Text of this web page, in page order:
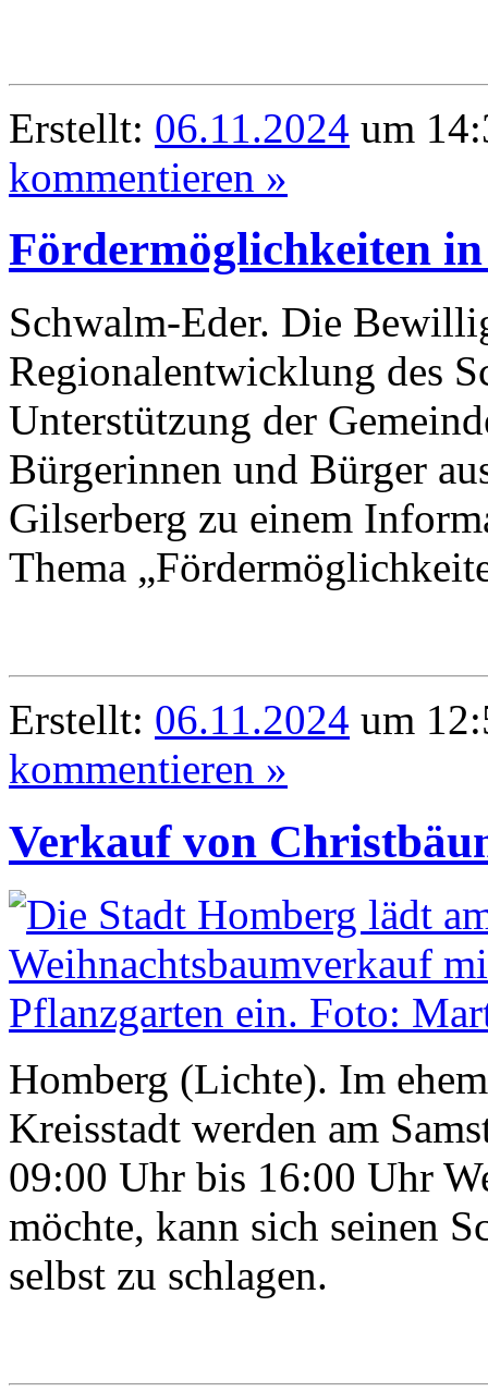
Erstellt: 06.11.2024 um
kommentieren »
Fördermöglichkeiten
Schwalm-Eder. Die
Regionalentwicklung des
Unterstützung der
Bürgerinnen und Bürger
Gilserberg zu einem
Thema
Erstellt: 06.11.2024 um
kommentieren »
Verkauf von
Homberg (Lichte). Im
Kreisstadt werden am
09:00 Uhr bis 16:00 Uhr
möchte, kann sich seinen
selbst zu schlagen.